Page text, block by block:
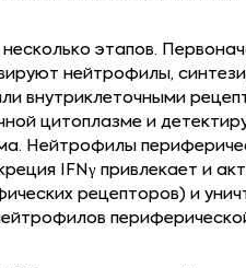
этапов.
нейтрофилы,
внутриклеточными
цитоплазме и
Нейтрофилы
IFNγ привлекает и
рецепторов) и